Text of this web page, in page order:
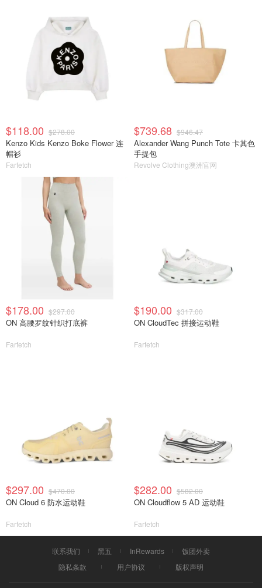
$118.00 $278.00
Kenzo Kids Kenzo Boke Flower 连
帽衫
Farfetch
$739.68 $946.47
Alexander Wang Punch Tote 卡其色
手提包
Revolve Clothing澳洲官网
$178.00 $297.00
ON 高腰罗纹针织打底裤
Farfetch
$190.00 $317.00
ON CloudTec 拼接运动鞋
Farfetch
$297.00 $470.00
ON Cloud 6 防水运动鞋
Farfetch
$282.00 $582.00
ON Cloudflow 5 AD 运动鞋
Farfetch
联系我们 黑五 InRewards
饭团外卖
隐私条款
用户协议 版权声明